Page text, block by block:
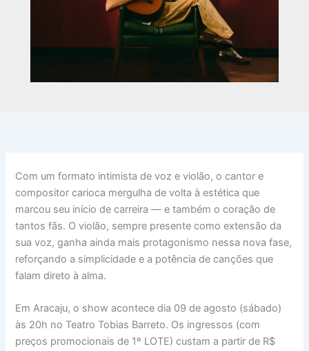
Com um formato intimista de voz e violão, o cantor e
compositor carioca mergulha de volta à estética que
marcou seu início de carreira — e também o coração de
tantos fãs. O violão, sempre presente como extensão da
sua voz, ganha ainda mais protagonismo nessa nova fase,
reforçando a simplicidade e a potência de canções que
falam direto à alma.
Em Aracaju, o show acontece dia 09 de agosto (sábado)
às 20h no Teatro Tobias Barreto. Os ingressos (com
preços promocionais de 1º LOTE) custam a partir de R$